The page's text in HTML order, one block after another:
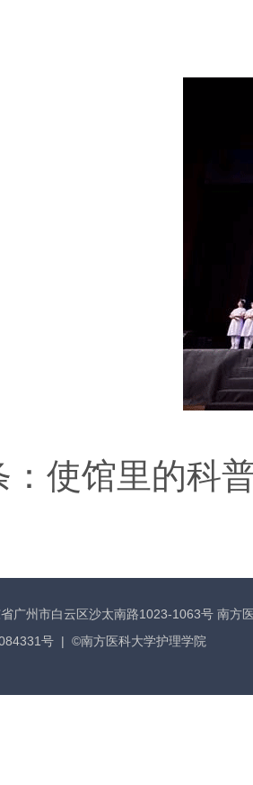
使馆里的科
广州市白云区沙太南路1023-1063号 南方
号 | ©南方医科大学护理学院